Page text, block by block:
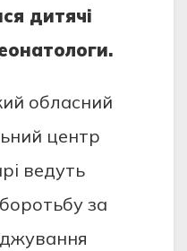
дитячі
обласний
центр
ведуть
за